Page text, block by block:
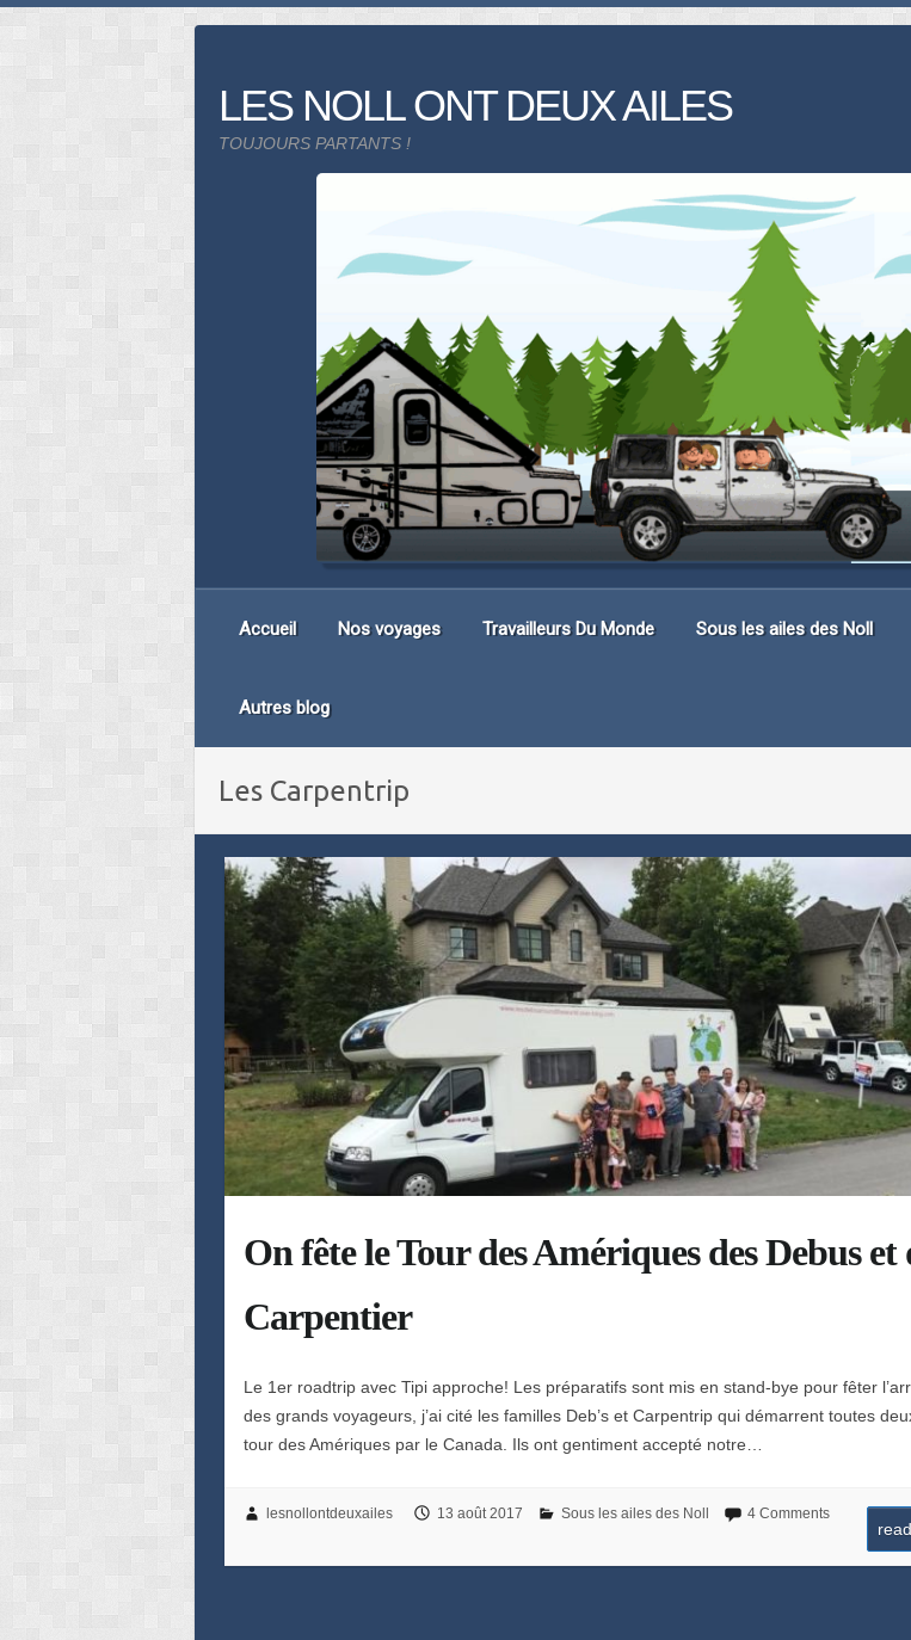
content
LES NOLL ONT DEUX AILES
TOUJOURS PARTANTS !
Accueil Nos voyages Travailleurs Du Monde Sous les ailes des Noll
Autres blog
Les Carpentrip
On fête le Tour des Amériques des Debus et
Carpentier
Le 1er roadtrip avec Tipi approche! Les préparatifs sont mis en stand-bye pour fêter
des grands voyageurs, j’ai cité les familles Deb’s et Carpentrip qui démarrent toutes
tour des Amériques par le Canada. Ils ont gentiment accepté notre…
lesnollontdeuxailes 13 août 2017 Sous les ailes des Noll 4 Comments